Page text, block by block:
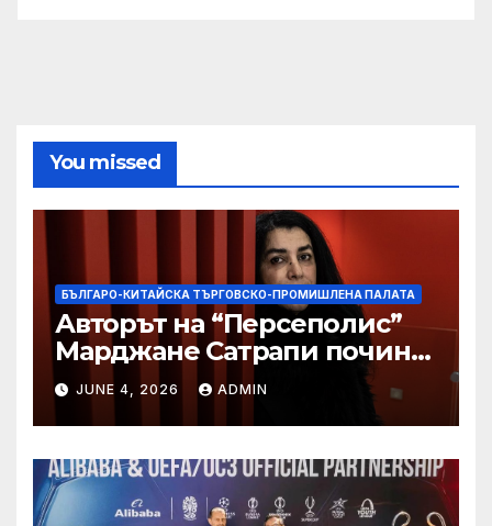
You missed
БЪЛГАРО-КИТАЙСКА ТЪРГОВСКО-ПРОМИШЛЕНА ПАЛАТА
Авторът на “Персеполис”
Марджане Сатрапи почина
“от тъга” на 56 години
JUNE 4, 2026 ADMIN